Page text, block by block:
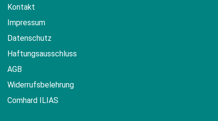
Kontakt
Impressum
Datenschutz
Haftungsausschluss
AGB
Widerrufsbelehrung
Comhard ILIAS